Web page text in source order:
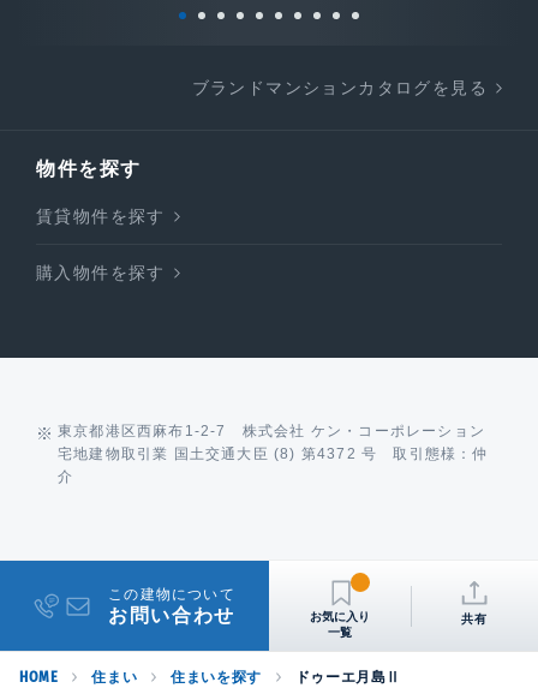
ブランドマンションカタログを見る
物件を探す
賃貸物件を探す
購入物件を探す
東京都港区西麻布1-2-7 株式会社 ケン・コーポレーション
宅地建物取引業 国土交通大臣 (8) 第4372 号 取引態様：仲
介
この建物について
お問い合わせ 共有
HOME 住まい 住まいを探す ドゥーエ月島Ⅱ